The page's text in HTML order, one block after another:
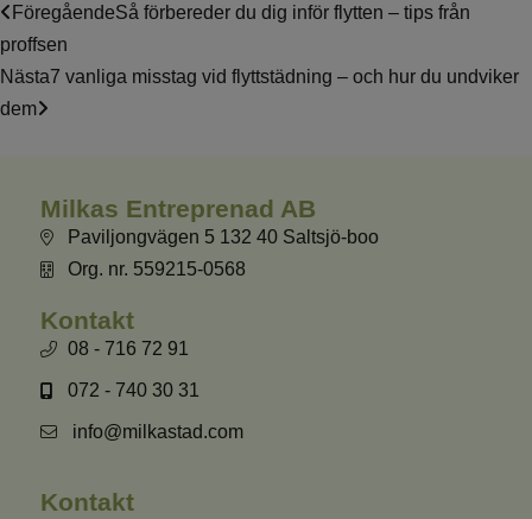
FöregåendeSå förbereder du dig inför flytten – tips från
proffsen
Nästa7 vanliga misstag vid flyttstädning – och hur du undviker
dem
Milkas Entreprenad AB
Paviljongvägen 5 132 40 Saltsjö-boo
Org. nr. 559215-0568
Kontakt
08 - 716 72 91
072 - 740 30 31
info@milkastad.com
Kontakt